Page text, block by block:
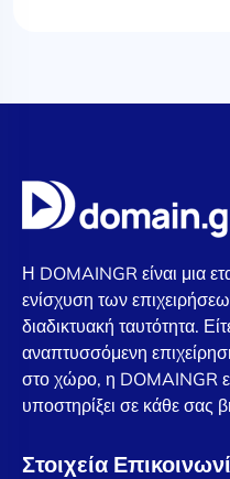
Η DOMAINGR είναι μια
ενίσχυση των
διαδικτυακή ταυτότητα.
αναπτυσσόμενη
στο χώρο, η DOMAINGR
υποστηρίξει σε κάθε σας
Στοιχεία